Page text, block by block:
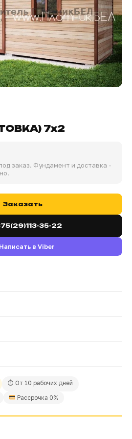
7х2
заказ. Фундамент и доставка -
Заказать
35-22
Написать в Viber
⏱ От 10 рабочих дней
Рассрочка 0%